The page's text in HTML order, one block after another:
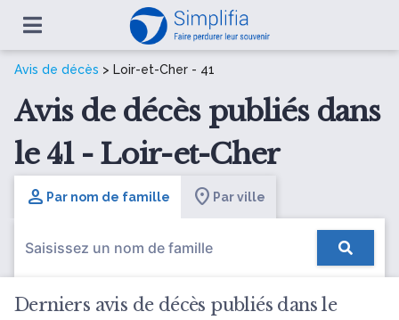
Avis de décès > Loir-et-Cher - 41
Avis de décès publiés dans
le 41 - Loir-et-Cher
Par nom de famille Par ville
Derniers avis de décès publiés dans le